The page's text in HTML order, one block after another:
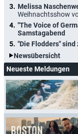
Melissa
Weihnachtsshow
"The Voice of
Samstagabend
"Die Flodders" sind
Newsübersicht
Neueste Meldungen